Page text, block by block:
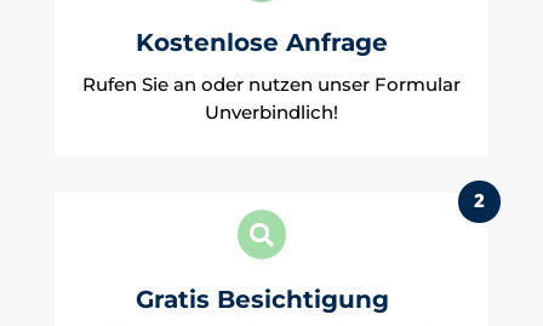
Kostenlose Anfrage
Rufen Sie an oder nutzen unser Formular
Unverbindlich!

Gratis Besichtigung
2